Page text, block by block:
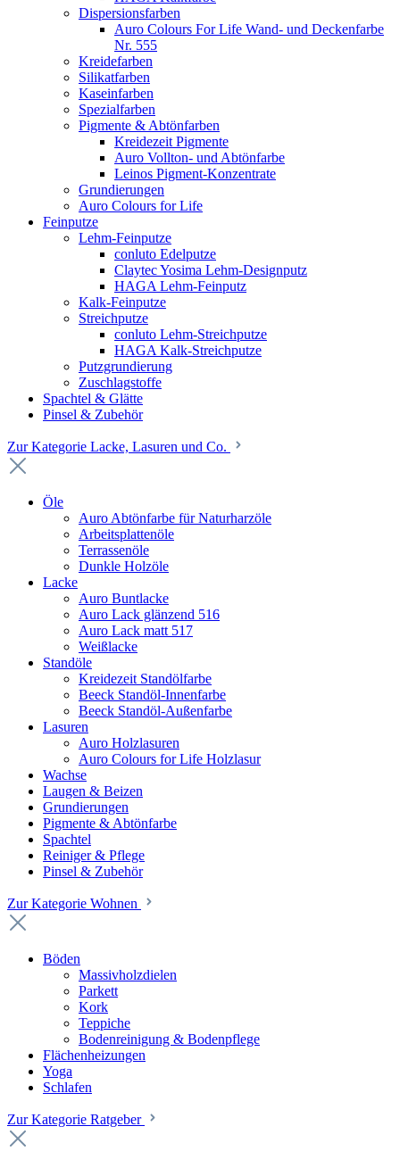
Dispersionsfarben
Auro Colours For Life Wand- und Deckenfarbe
Nr. 555
Kreidefarben
Silikatfarben
Kaseinfarben
Spezialfarben
Pigmente & Abtönfarben
Kreidezeit Pigmente
Auro Vollton- und Abtönfarbe
Leinos Pigment-Konzentrate
Grundierungen
Auro Colours for Life
Feinputze
Lehm-Feinputze
conluto Edelputze
Claytec Yosima Lehm-Designputz
HAGA Lehm-Feinputz
Kalk-Feinputze
Streichputze
conluto Lehm-Streichputze
HAGA Kalk-Streichputze
Putzgrundierung
Zuschlagstoffe
Spachtel & Glätte
Pinsel & Zubehör
Zur Kategorie Lacke, Lasuren und Co.
Öle
Auro Abtönfarbe für Naturharzöle
Arbeitsplattenöle
Terrassenöle
Dunkle Holzöle
Lacke
Auro Buntlacke
Auro Lack glänzend 516
Auro Lack matt 517
Weißlacke
Standöle
Kreidezeit Standölfarbe
Beeck Standöl-Innenfarbe
Beeck Standöl-Außenfarbe
Lasuren
Auro Holzlasuren
Auro Colours for Life Holzlasur
Wachse
Laugen & Beizen
Grundierungen
Pigmente & Abtönfarbe
Spachtel
Reiniger & Pflege
Pinsel & Zubehör
Zur Kategorie Wohnen
Böden
Massivholzdielen
Parkett
Kork
Teppiche
Bodenreinigung & Bodenpflege
Flächenheizungen
Yoga
Schlafen
Zur Kategorie Ratgeber